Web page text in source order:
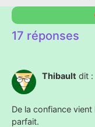
17 réponses
Thibault dit :
De la confiance
parfait.